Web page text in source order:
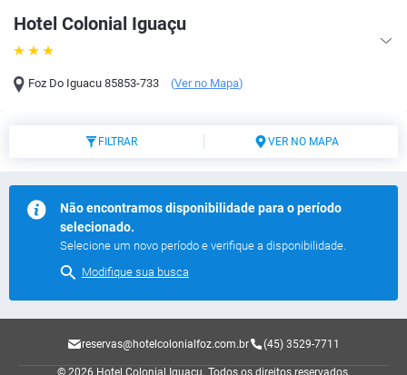
Hotel Colonial Iguaçu
Foz Do Iguacu 85853-733 (Ver no Mapa)
FILTRAR VER NO MAPA
Não encontramos disponibilidade para o período
selecionado.
Selecione um novo período e verifique a disponibilidade.
Modifique sua busca
reservas@hotelcolonialfoz.com.br (45) 3529-7711
© 2026 Hotel Colonial Iguaçu. Todos os direitos reservados.